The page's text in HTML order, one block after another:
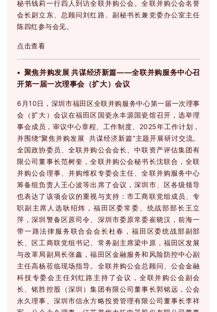
秘书钱莉一行四人到访全联并购公会。全联并购公会名誉
会长尉立东、总顾问刘红路、副秘书长兼党委办公室主任
陈四红参与会见。
点击查看
• 聚焦并购发展 共谋经济新篇——全联并购服务中心召
开第一届一次理事会（扩大）会议
6月10日，深圳市福田区全联并购服务中心第一届一次理事
会（扩大）会议在福田区国瓷永丰源国瓷馆召开，选举理
事会成员，审议中心章程、工作制度、2025年工作计划，
并围绕“聚焦并购发展 共谋经济新篇”主题开展研讨交流。
全国政协委员、全联并购公会会长、中联资产评估集团有
限公司董事长范树奎，全联并购公会秘书长沈联合，全联
并购公会理事、并购维权专委会主任、全联并购服务中心
筹备组负责人王心波等出席了会议，深圳市、区各级领导
也表达了该项会议的重视与支持：市工商联党组成员、专
职副主席人选耿绍炜，福田区委常委、统战部部长王立
萍，深圳警备区原司令、深圳市委原常委崔晓汉，前海一
带一路法律服务联合会会长杜春，福田区委统战部副部
长、区工商联党组书记、常务副主席梁中原，福田区发展
与改革局副局长张鑫，福田区金融服务和风险防控中心副
主任高杨莅临现场指导。全联并购公会总顾问、公会金融
科技专委会主任刘红路主持了会议，全联并购公会副会
长、铭胜控股（深圳）集团有限公司董事长郭铭远，公会
永久理事、深圳市信永方略投资管理有限公司董事长李祥